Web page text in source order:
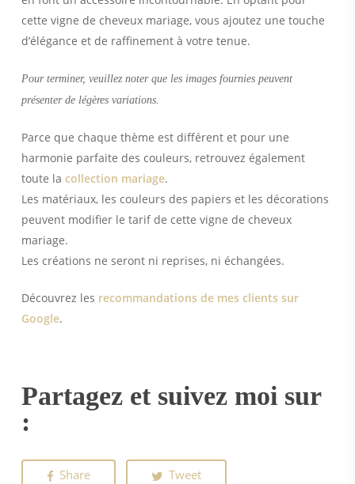
cette vigne de cheveux mariage, vous ajoutez une touche
d’élégance et de raffinement à votre tenue.
Pour terminer, veuillez noter que les images fournies peuvent
présenter de légères variations.
Parce que chaque thème est différent et pour une
harmonie parfaite des couleurs, retrouvez également
toute lacollection mariage.
Les matériaux, les couleurs des papiers et les décorations
peuvent modifier le tarif de cette vigne de cheveux
mariage.
Les créations ne seront ni reprises, ni échangées.
Découvrez les recommandations de mes clients sur
Google.
Partagez et suivez moi sur
:
Share Tweet